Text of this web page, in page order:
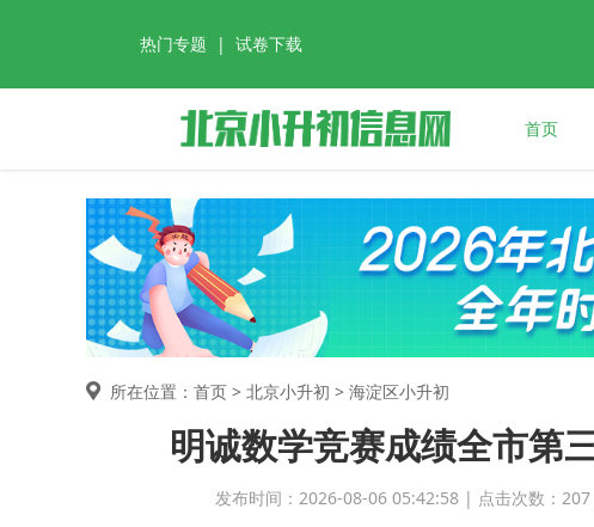
热门专题 | 试卷下载
首页
所在位置：首页 > 北京小升初 > 海淀区小升初
明诚数学竞赛成绩全市第
发布时间：2026-08-06 05:42:58 | 点击次数：